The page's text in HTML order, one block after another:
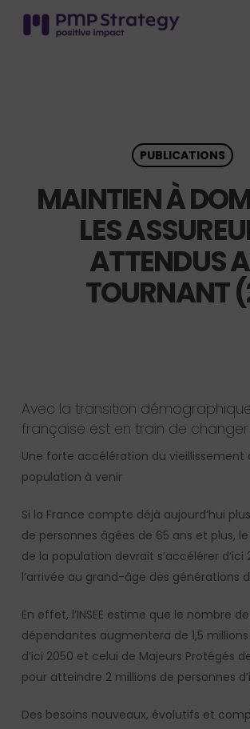
PUBLICATIONS
MAINTIEN À
LES
ATTENDUS
TOURNANT
Avec la transition
française est en train de
Une forte accélération du vieillissement
population à venir
Si la France compte déjà aujourd’hui
de personnes âgées de 65 ans et plus,
de la population devrait s’accélérer d’ici
l’arrivée au grand-âge des générations
En effet, l’INSEE estime que le nombre
dépendantes augmentera de 1,5
d’ici 2050 et celui de Majeurs Protégés
pour atteindre 2 millions de personnes
Des besoins nouveaux, évolutifs et